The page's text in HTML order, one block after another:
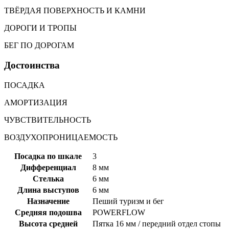
ТВЁРДАЯ ПОВЕРХНОСТЬ И КАМНИ
ДОРОГИ И ТРОПЫ
БЕГ ПО ДОРОГАМ
Достоинства
ПОСАДКА
АМОРТИЗАЦИЯ
ЧУВСТВИТЕЛЬНОСТЬ
ВОЗДУХОПРОНИЦАЕМОСТЬ
Посадка по шкале
3
Дифференциал
8 мм
Стелька
6 мм
Длина выступов
6 мм
Назначение
Пеший туризм и бег
Средняя подошва
POWERFLOW
Высота средней
Пятка 16 мм / передний отдел стопы